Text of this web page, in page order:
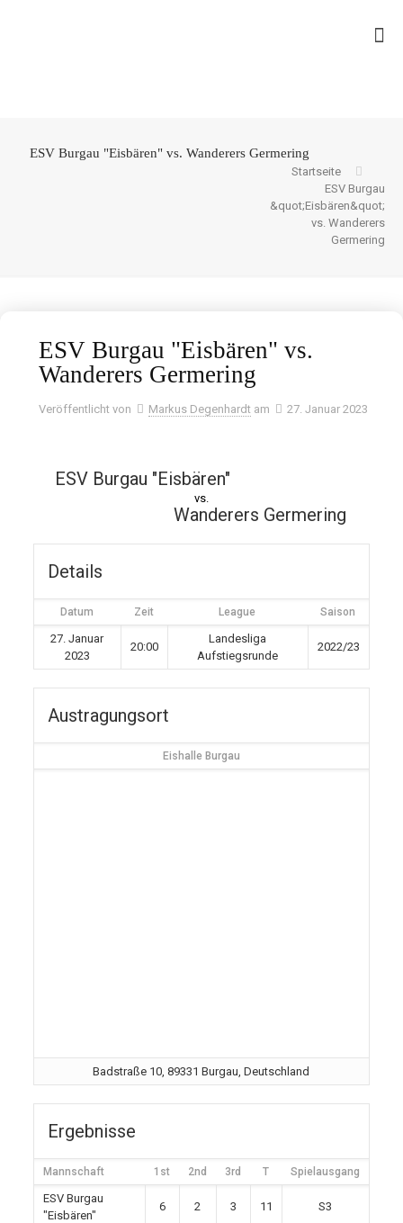
ESV Burgau "Eisbären" vs. Wanderers Germering
Startseite
ESV Burgau
&quot;Eisbären&quot;
vs. Wanderers
Germering
ESV Burgau "Eisbären" vs.
Wanderers Germering
Veröffentlicht von Markus Degenhardt am 27. Januar 2023
ESV Burgau "Eisbären"
vs.
Wanderers Germering
Details
Datum Zeit League Saison
27. Januar
2023
20:00
Landesliga
Aufstiegsrunde
2022/23
Austragungsort
Eishalle Burgau
Badstraße 10, 89331 Burgau, Deutschland
Ergebnisse
Mannschaft 1st 2nd 3rd T Spielausgang
ESV Burgau
"Eisbären"
6 2 3 11 S3